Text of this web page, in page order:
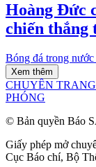
Hoàng Đức
chiến thắng
Bóng đá trong nước
Xem thêm
CHUYÊN
PHÓNG
© Bản quyền Báo
Giấy phép mở
Cục Báo chí, Bộ